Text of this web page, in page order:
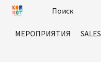
МЕРОПРИЯТИЯ SALES